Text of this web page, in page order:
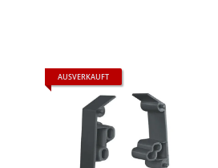
AUSVERKAUFT